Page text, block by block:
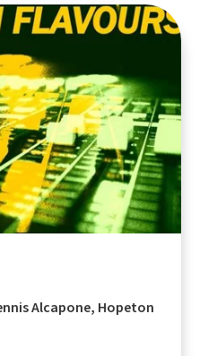
Alcapone, Hopeton